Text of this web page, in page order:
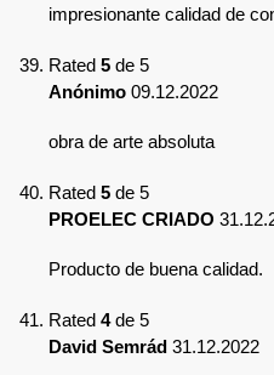
impresionante calidad de
Rated 5 de 5
Anónimo 09.12.2022
obra de arte absoluta
Rated 5 de 5
PROELEC CRIADO
Producto de buena calidad.
Rated 4de 5
David Semrád 31.12.2022